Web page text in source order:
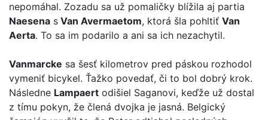
nepomáhal. Zozadu sa už pomaličky blížila aj partia
Naesena s Van Avermaetom, ktorá šla pohltiť Van
Aerta. To sa im podarilo a ani sa ich nezachytil.
Vanmarcke sa šesť kilometrov pred páskou rozhodol
vymeniť bicykel. Ťažko povedať, či to bol dobrý krok.
Následne Lampaert odišiel Saganovi, keďže už dostal
z tímu pokyn, že člená dvojka je jasná. Belgický